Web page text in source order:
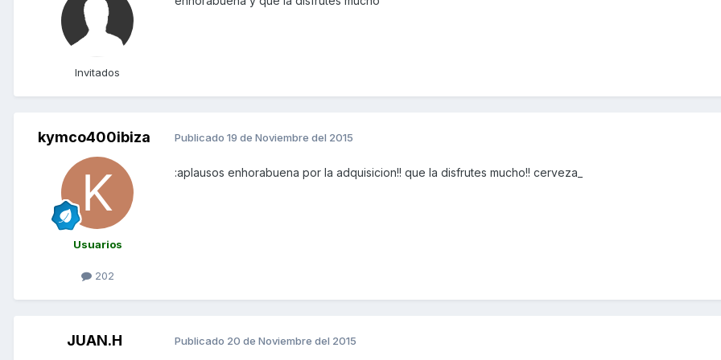
Invitados
kymco400ibiza
Usuarios
202
Publicado 19 de Noviembre del 2015
:aplausos enhorabuena por la adquisicion!! que la disfrutes mucho!! cerveza_
JUAN.H Publicado 20 de Noviembre del 2015